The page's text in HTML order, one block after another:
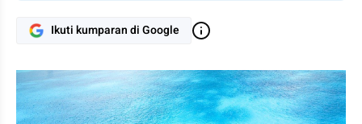
Ikuti kumparan di Google